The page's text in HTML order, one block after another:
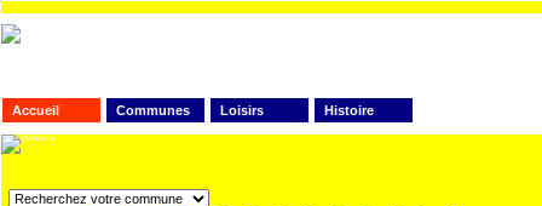
Accueil Communes Loisirs Histoire